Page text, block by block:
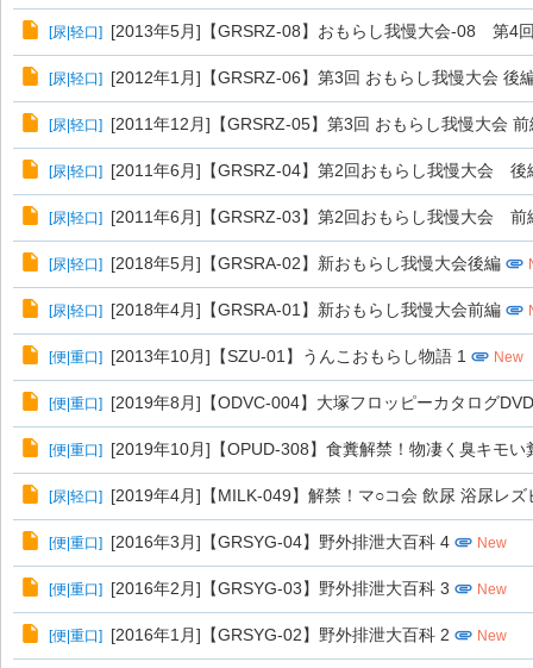
[尿|轻口] [2013年5月]【GRSRZ-08】おもらし我慢大会-08 第4
[尿|轻口] [2012年1月]【GRSRZ-06】第3回 おもらし我慢大会 後
[尿|轻口] [2011年12月]【GRSRZ-05】第3回 おもらし我慢大会 前
[尿|轻口] [2011年6月]【GRSRZ-04】第2回おもらし我慢大会 後
[尿|轻口] [2011年6月]【GRSRZ-03】第2回おもらし我慢大会 前
[尿|轻口] [2018年5月]【GRSRA-02】新おもらし我慢大会後編
[尿|轻口] [2018年4月]【GRSRA-01】新おもらし我慢大会前編
[便|重口] [2013年10月]【SZU-01】うんこおもらし物語 1 New
[便|重口] [2019年8月]【ODVC-004】大塚フロッピーカタログ
[便|重口] [2019年10月]【OPUD-308】食糞解禁！物凄く臭キモい
[尿|轻口] [2019年4月]【MILK-049】解禁！マ○コ会 飲尿 浴尿レ
[便|重口] [2016年3月]【GRSYG-04】野外排泄大百科 4 New
[便|重口] [2016年2月]【GRSYG-03】野外排泄大百科 3 New
[便|重口] [2016年1月]【GRSYG-02】野外排泄大百科 2 New